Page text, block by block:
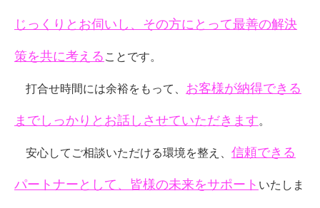
じっくりとお伺いし、その方にとって最善の解決
策を共に考える ことです。
打合せ時間には余裕をもって、 お客様が納得できる
までしっかりとお話しさせていただきます。
安心してご相談いただける環境を整え、 信頼できる
パートナーとして、皆様の未来をサポート いたしま